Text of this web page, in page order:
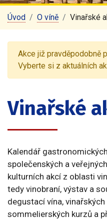
Úvod O víně Vinařské
Akce již pravděpodobně
Vyberte si z aktuálních
Vinařské
Kalendář
společenských a veřejných
kulturních akcí z oblasti
tedy vinobraní, výstav a
degustací vína,
sommelierských kurzů a